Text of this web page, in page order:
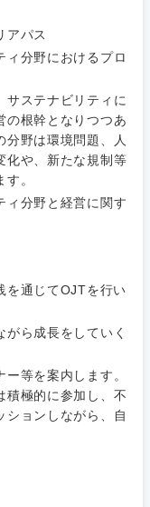
アパス
ィ分野におけるプロ
サステナビリティに
の根幹となりつつあ
分野は環境問題、人
化や、新たな規制等
。
ィ分野と経営に関す
を通じてOJTを行い
ら成長をしていく
等を案内します。
積極的に参加し、不
ションしながら、自
県
都